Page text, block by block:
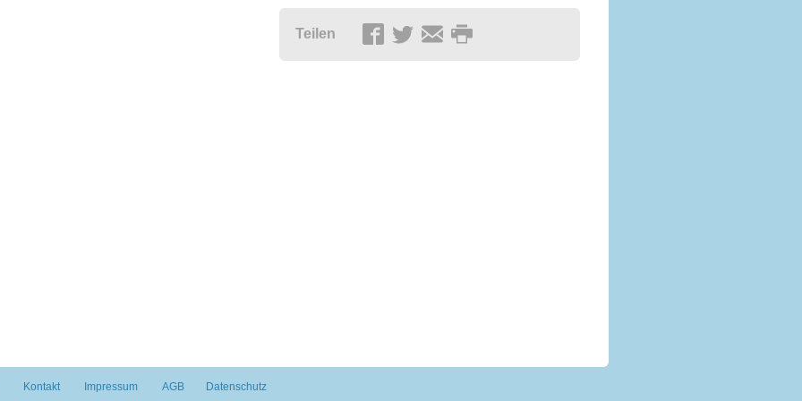
Teilen
Kontakt Impressum AGB Datenschutz